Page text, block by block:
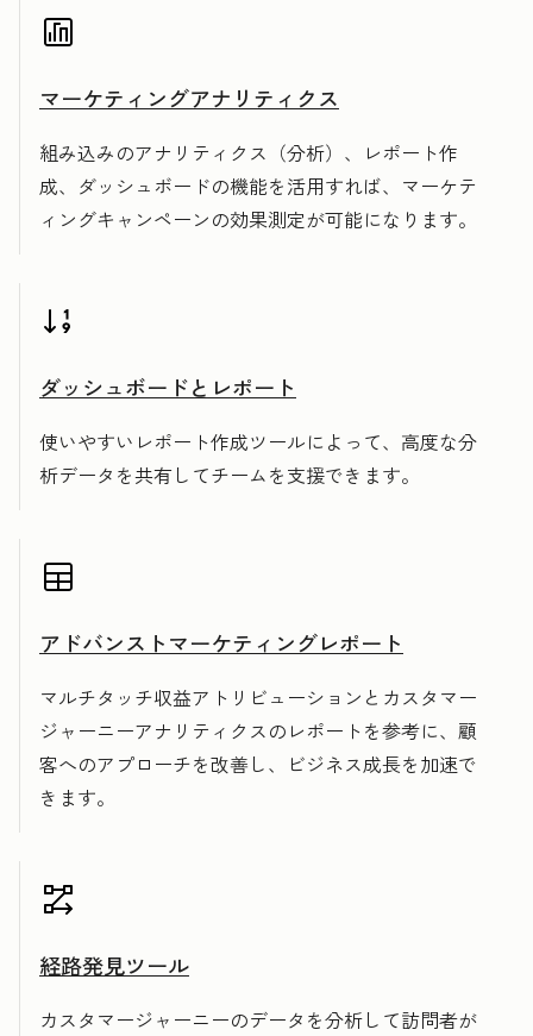
マーケティングアナリティクス
組み込みのアナリティクス（分析）、レポート作
成、ダッシュボードの機能を活用すれば、マーケテ
ィングキャンペーンの効果測定が可能になります。
ダッシュボードとレポート
使いやすいレポート作成ツールによって、高度な分
析データを共有してチームを支援できます。
アドバンストマーケティングレポート
マルチタッチ収益アトリビューションとカスタマー
ジャーニーアナリティクスのレポートを参考に、顧
客へのアプローチを改善し、ビジネス成長を加速で
きます。
経路発見ツール
カスタマージャーニーのデータを分析して訪問者が